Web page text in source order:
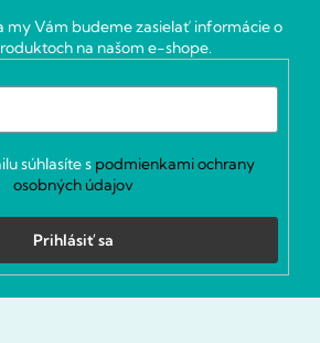
my Vám budeme zasielať informácie o
na našom e-shope.
súhlasíte s podmienkami ochrany
osobných údajov
Prihlásiť sa